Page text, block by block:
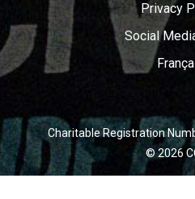
Privacy
Social
Charitable Registration
© 2026